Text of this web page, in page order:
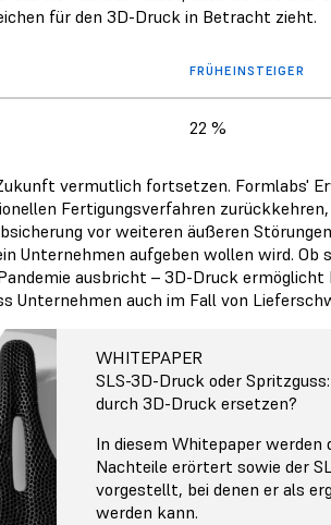
für den 3D-Druck in Betracht zieht.
FRÜHEINSTEIGER
22 %
vermutlich fortsetzen. Formlabs'
Fertigungsverfahren
vor weiteren äußeren
Unternehmen aufgeben wollen wird.
ausbricht – 3D-Druck
Unternehmen auch im Fall von
WHITEPAPER
SLS-3D-Druck oder
durch 3D-Druck ersetzen?
In diesem Whitepaper werden
Nachteile erörtert sowie der
vorgestellt, bei denen er als
werden kann.